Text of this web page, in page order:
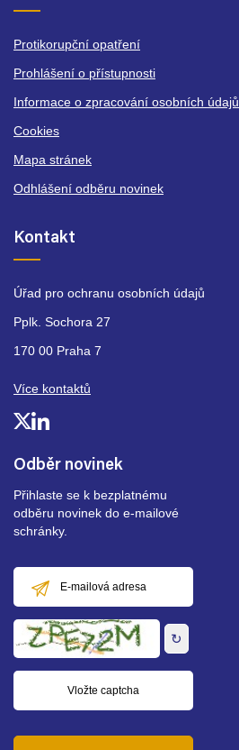
Odběr novinek
Přihlaste se k bezplatnému
odběru novinek do e-mailové
schránky.
mailová
adresa
↻
Protikorupční opatření
Prohlášení o přístupnosti
Informace o zpracování osobních údajů
Cookies
Mapa stránek
Odhlášení odběru novinek
Kontakt
Úřad pro ochranu osobních údajů
Pplk. Sochora 27
170 00 Praha 7
Více kontaktů